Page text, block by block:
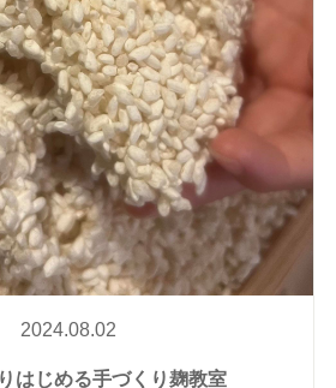
2024.08.02
はじめる手づくり麹教室